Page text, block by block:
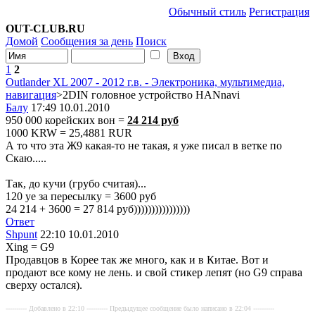
Обычный стиль Регистрация
OUT-CLUB.RU
Домой Сообщения за день Поиск
1 2
Outlander XL 2007 - 2012 г.в. - Электроника, мультимедиа,
навигация>2DIN головное устройство HANnavi
Балу 17:49 10.01.2010
950 000 корейских вон = 24 214 руб
1000 KRW = 25,4881 RUR
А то что эта Ж9 какая-то не такая, я уже писал в ветке по
Скаю.....
Так, до кучи (грубо считая)...
120 уе за пересылку = 3600 руб
24 214 + 3600 = 27 814 руб))))))))))))))))
Ответ
Shpunt 22:10 10.01.2010
Xing = G9
Продавцов в Корее так же много, как и в Китае. Вот и
продают все кому не лень. и свой стикер лепят (но G9 справа
сверху остался).
---------- Добавлено в 22:10 ---------- Предыдущее сообщение было написано в 22:04 ----------